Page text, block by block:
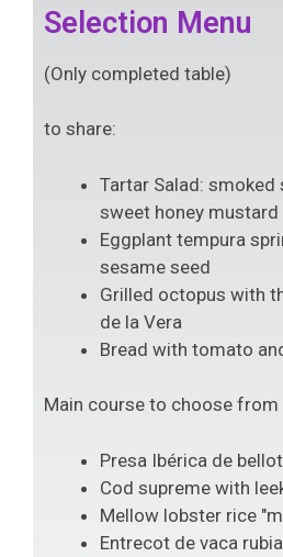
Selection Menu
(Only completed table)
to share:
Tartar Salad:
sweet honey
Eggplant tempura
sesame seed
Grilled octopus with
de la Vera
Bread with tomato
Main course to choose from
Presa Ibérica de
Cod supreme with
Mellow lobster rice
Entrecot de vaca